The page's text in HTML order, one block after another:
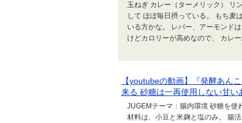
玉ねぎ カレー（ターメリック） リ
して ほぼ毎日摂っている。 もち麦
いる方かな。 レバー、アーモンド
けどカロリーが高めなので、 カレ
【youtubeの動画】『発酵あん
来る 砂糖は一再使用しない甘い
JUGEMテーマ：腸内環境 砂糖を使
材料は、小豆と米麹と塩のみ。 腸